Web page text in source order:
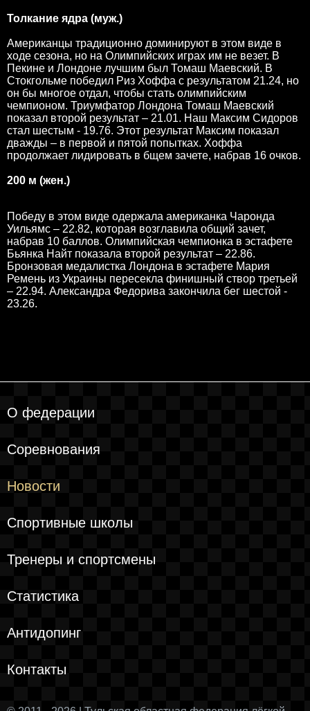
Толкание ядра (муж.)
Американцы традиционно доминируют в этом виде в
ходе сезона, но на Олимпийских играх им не везет. В
Пекине и Лондоне лучшим был Томаш Маевский. В
Стокгольме победил Риз Хоффа с результатом 21.24, но
он бы многое отдал, чтобы стать олимпийским
чемпионом. Триумфатор Лондона Томаш Маевский
показал второй результат – 21.01. Наш Максим Сидоров
стал шестым - 19.76. Этот результат Максим показал
дважды – в первой и пятой попытках. Хоффа
продолжает лидировать в бщем зачете, набрав 16 очков.
200 м (жен.)
Победу в этом виде одержала американка Чаронда
Уильямс – 22.82, которая возглавила общий зачет,
набрав 10 баллов. Олимпийская чемпионка в эстафете
Бьянка Найт показала второй результат – 22.86.
Бронзовая медалистка Лондона в эстафете Мария
Ремень из Украины пересекла финишный створ третьей
– 22.94. Александра Федорива закончила бег шестой -
23.26.
О федерации
Соревнования
Новости
Спортивные школы
Тренеры и спортсмены
Статистика
Антидопинг
Контакты